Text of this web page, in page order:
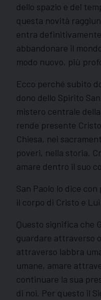
dello spazio e del
questa novità
entra
abbandonare il
modo nuovo, più
Ecco perché subito
dono dello Spirito
mistero centrale
rende presente
Chiesa, nei
poveri, nella storia.
amare dentro il suo
San Paolo lo dice
il corpo di Cristo e
Questo significa che
guardare attraverso
attraverso labbra
umane, amare
continuare la sua
di noi. Per questo il